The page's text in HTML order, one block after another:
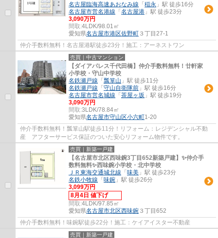
名古屋臨海高速あおなみ線 「 稲永 」駅 徒歩16分
名古屋市営名港線 「 名古屋港 」駅 徒歩23分
3,090万円
間取:4LDK/98.01㎡
愛知県名古屋市港区佐野町 ３丁目27-1
仲介手数料無料！名古屋港駅徒歩23分！施工：アーネストワン
売買｜中古マンション
【ダイアパレス千代田橋】仲介手数料無料！廿軒家
小学校・守山中学校
名鉄瀬戸線 「 瓢箪山 」駅 徒歩11分
名鉄瀬戸線 「 守山自衛隊前 」駅 徒歩16分
名古屋市営名城線 「 茶屋ヶ坂 」駅 徒歩19分
3,090万円
間取:3LDK/78.84㎡
愛知県名古屋市守山区小六町1-20
仲介手数料無料！瓢箪山駅徒歩11分！リフォーム：レジデンシャル不動
産 アフターサービス保証のついた安心リフォーム物件です。
売買｜新築一戸建
【名古屋市北区西味鋺3丁目652新築戸建】✨️仲介手
数料無料✨️西味鋺小学校・北中学校
ＪＲ東海交通城北線 「 味美 」駅 徒歩23分
名鉄小牧線 「 味鋺 」駅 徒歩26分
3,099万円
8月4日 値下げ
間取:4LDK/97.85㎡
愛知県名古屋市北区西味鋺 ３丁目652
仲介手数料無料！味鋺駅徒歩22分！施工：ケイアイスター不動産
売買｜新築一戸建